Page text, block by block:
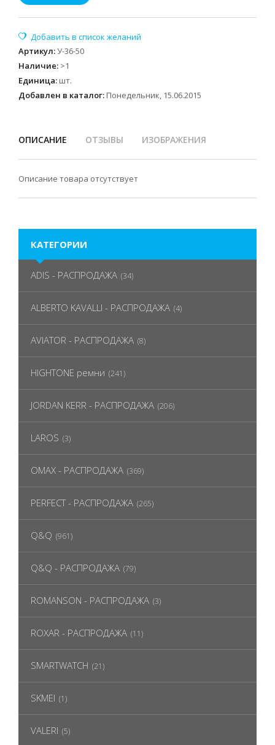
Артикул:У-36-50
Наличие: >1
Единица: шт.
Добавлен в каталог: Понедельник, 15.06.2015
ОПИСАНИЕ ОТЗЫВЫ ИЗОБРАЖЕНИЯ
Описание товара отсутствует
КАТЕГОРИИ
ADIS - РАСПРОДАЖА (34)
ALBERTO KAVALLI - РАСПРОДАЖА (4)
AVIATOR - РАСПРОДАЖА (8)
HIGHTONE ремни (241)
JORDAN KERR - РАСПРОДАЖА (206)
LAROS (3)
OMAX - РАСПРОДАЖА (369)
PERFECT - РАСПРОДАЖА (265)
Q&Q (961)
Q&Q - РАСПРОДАЖА (79)
ROMANSON - РАСПРОДАЖА (3)
ROXAR - РАСПРОДАЖА (11)
SMARTWATCH (21)
SKMEI (1)
VALERI (5)